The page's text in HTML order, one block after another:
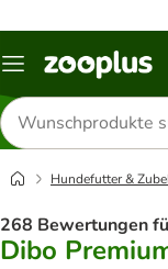
Menü
Produkte
suchen
Hundefutter &
268 Bewertungen
Dibo